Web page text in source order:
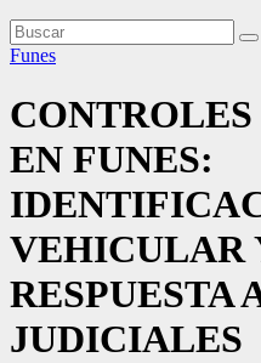
Funes
EN FUNES:
VEHICULAR
RESPUESTA
JUDICIALES